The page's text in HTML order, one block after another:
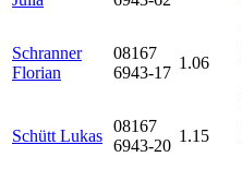
Schranner
Florian
08167
6943-17
1.06
Schütt Lukas
08167
6943-20
1.15